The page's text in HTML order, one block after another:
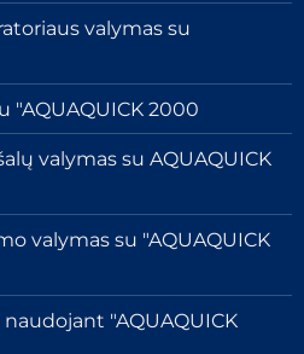
valymas su
"AQUAQUICK 2000
valymas su AQUAQUICK
valymas su "AQUAQUICK
"AQUAQUICK